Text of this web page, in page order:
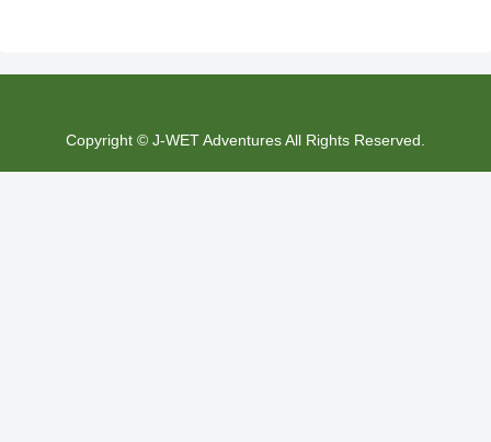
Copyright © J-WET Adventures All Rights Reserved.